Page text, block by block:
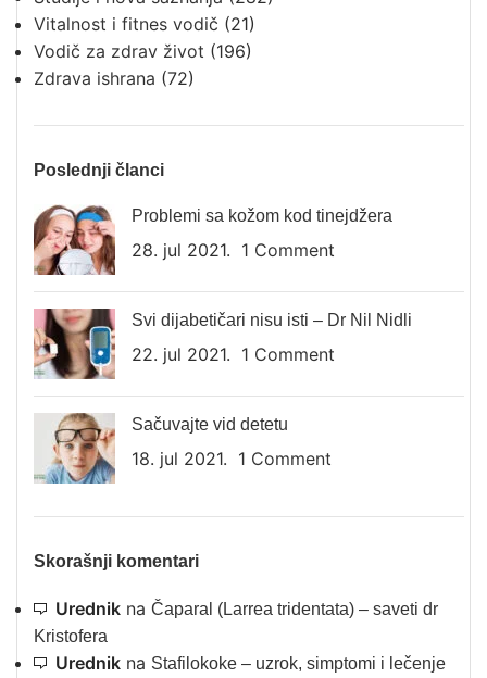
Vitalnost i fitnes vodič (21)
Vodič za zdrav život (196)
Zdrava ishrana (72)
Poslednji članci
Problemi sa kožom kod tinejdžera
28. jul 2021. 1 Comment
Svi dijabetičari nisu isti – Dr Nil Nidli
22. jul 2021. 1 Comment
Sačuvajte vid detetu
18. jul 2021. 1 Comment
Skorašnji komentari
Urednik na Čaparal (Larrea tridentata) – saveti dr
Kristofera
Urednik na Stafilokoke – uzrok, simptomi i lečenje